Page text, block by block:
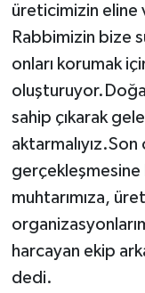
üreticimizin eline
Rabbimizin bize
onları korumak
sahip çıkarak
gerçekleşmesine
muhtarımıza,
harcayan ekip
dedi.